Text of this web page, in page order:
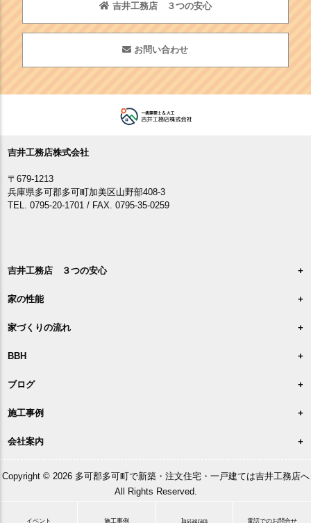
イベント 施工事例 Instagram 電話でのお問合せ
吉井工務店 ３つの安心
お問い合わせ
吉井工務店株式会社
〒679-1213
兵庫県多可郡多可町加美区山野部408-3
TEL. 0795-20-1701 / FAX. 0795-35-0259
吉井工務店 ３つの安心
家の性能
家づくりの流れ
BBH
ブログ
施工事例
会社案内
Copyright © 2026 多可郡多可町で新築・注文住宅・一戸建ては吉井工務店へ
All Rights Reserved.